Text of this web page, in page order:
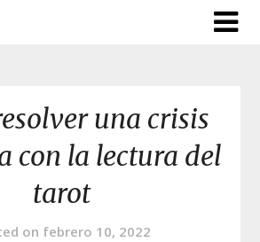
una crisis
con la lectura del
tarot
on febrero 10, 2022